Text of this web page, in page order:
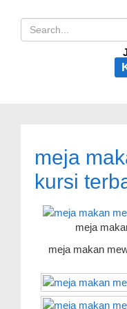
meja
kursi
meja
meja makan